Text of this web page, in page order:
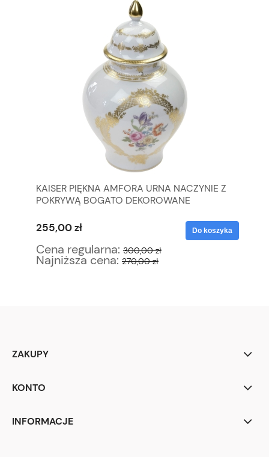
KAISER PIĘKNA AMFORA URNA NACZYNIE Z
POKRYWĄ BOGATO DEKOROWANE
255,00 zł
Cena regularna: 300,00 zł
Najniższa cena: 270,00 zł
Do koszyka
ZAKUPY
KONTO
INFORMACJE